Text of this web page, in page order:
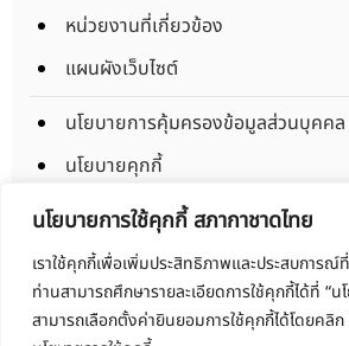
นโยบายการใช้คุกกี้ สภากาชาดไทย
เราใช้คุกกี้เพื่อเพิ่มประสิทธิภาพและประสบการณ์
ท่านสามารถศึกษารายละเอียดการใช้คุกกี้ได้ที่ “น
สามารถเลือกตั้งค่ายินยอมการใช้คุกกี้ได้โดยคลิ
หน่วยงานที่เกี่ยวข้อง
แผนผังเว็บไซต์
นโยบายการคุ้มครองข้อมูลส่วนบุคคล
นโยบายคุกกี้
ข้อตกลงการใช้งาน
มาตรการรักษาความมั่นคงปลอดภัยข้
Copyright © 2025 Thaibloodcentre All rights